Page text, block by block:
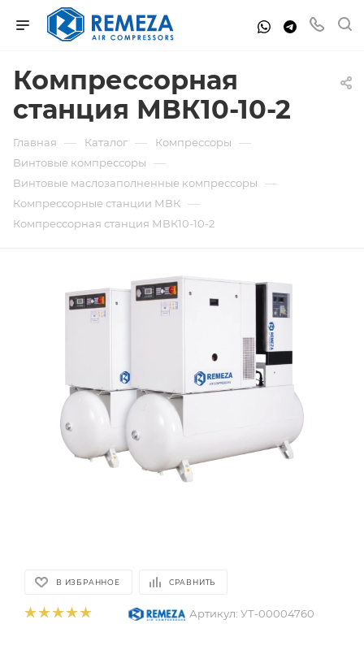
Компрессорная
станция МВК10-10-2
Главная — Каталог — Компрессоры —
Винтовые компрессоры —
Винтовые маслозаполненные компрессоры —
Компрессорные станции МВК —
Компрессорная станция МВК10-10-2
В ИЗБРАННОЕ СРАВНИТЬ
Артикул: УТ-00004760